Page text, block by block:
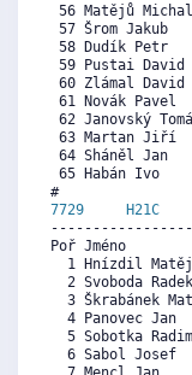
56
57
58
59
60
61
62
63
64
65
7729
H21C
Poř Jméno
1
2
3
4
5
6